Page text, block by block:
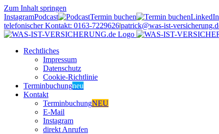
Zum Inhalt springen
InstagramPodcast Termin buchen
LinkedIn
telefonischer Kontakt: 0163-7229626|patrick@was-ist-
Rechtliches
Impressum
Datenschutz
Cookie-Richtlinie
Terminbuchungneu
Kontakt
TerminbuchungNEU
E-Mail
Instagram
direkt Anrufen